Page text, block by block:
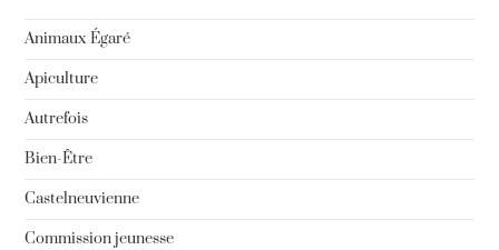
Animaux Égaré
Apiculture
Autrefois
Bien-Être
Castelneuvienne
Commission jeunesse